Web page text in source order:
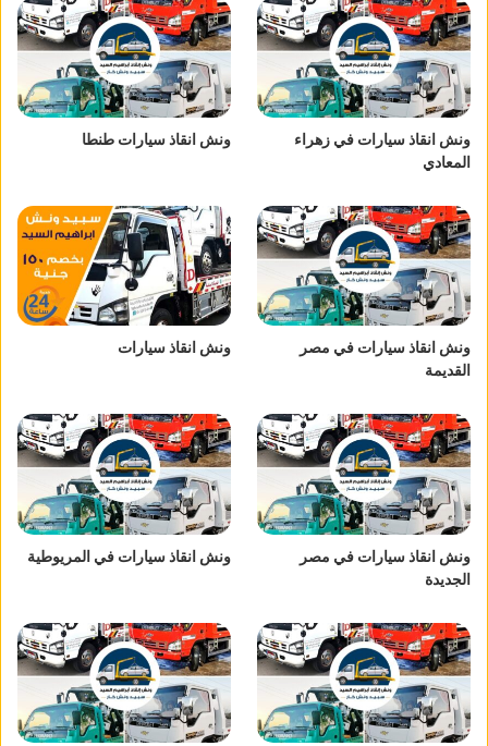
ونش انقاذ سيارات في زهراء
المعادي
ونش انقاذ سيارات طنطا
ونش انقاذ سيارات في مصر
القديمة
ونش انقاذ سيارات
ونش انقاذ سيارات في مصر
الجديدة
ونش انقاذ سيارات في المريوطية